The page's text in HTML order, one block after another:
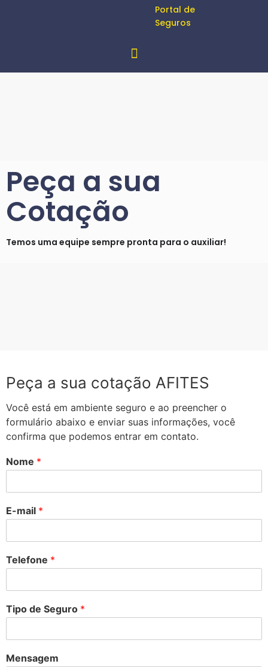
Portal de
Seguros
Peça a sua
Cotação
Temos uma equipe sempre pronta para o auxiliar!
Peça a sua cotação AFITES
Você está em ambiente seguro e ao preencher o
formulário abaixo e enviar suas informações, você
confirma que podemos entrar em contato.
Nome *
E-mail *
Telefone *
Tipo de Seguro *
Mensagem